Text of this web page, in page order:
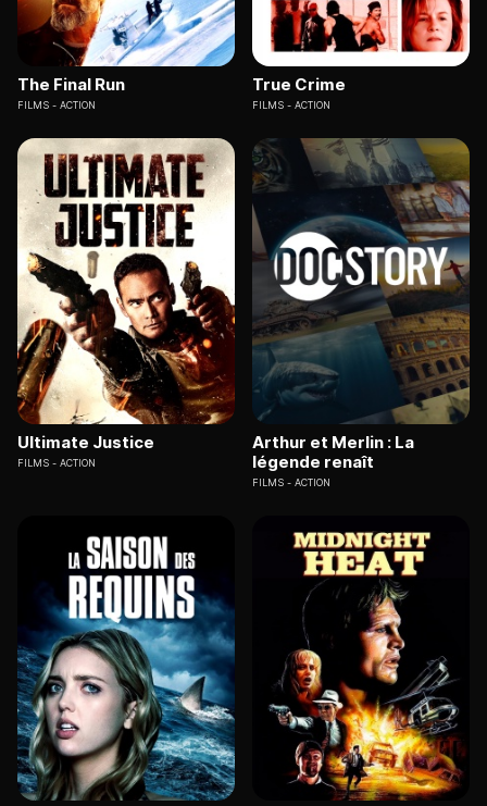
The Final Run
FILMS ACTION
True Crime
FILMS ACTION
Ultimate Justice
FILMS ACTION
Arthur et Merlin : La
légende renaît
FILMS ACTION